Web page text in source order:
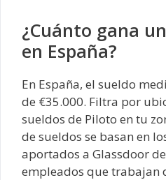
¿Cuánto gana
en España?
En España, el sueldo
de €35.000. Filtra por
sueldos de Piloto en tu
de sueldos se basan en
aportados a Glassdoor
empleados que trabajan